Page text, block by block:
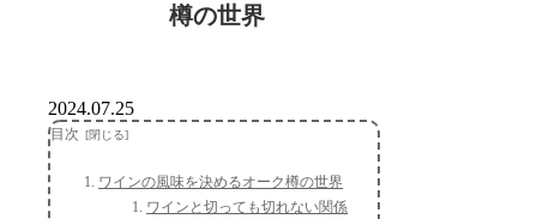
樽の世界
2024.07.25
目次
ワインの風味を決めるオーク樽の世界
ワインと切っても切れない関係